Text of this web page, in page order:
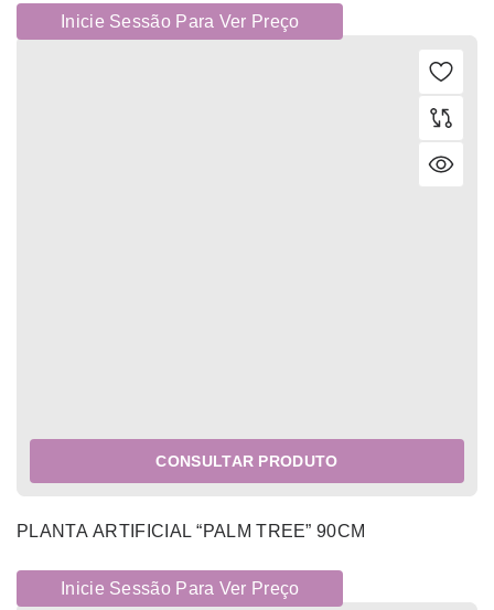
Inicie Sessão Para Ver Preço
CONSULTAR PRODUTO
PLANTA ARTIFICIAL “PALM TREE” 90CM
Inicie Sessão Para Ver Preço